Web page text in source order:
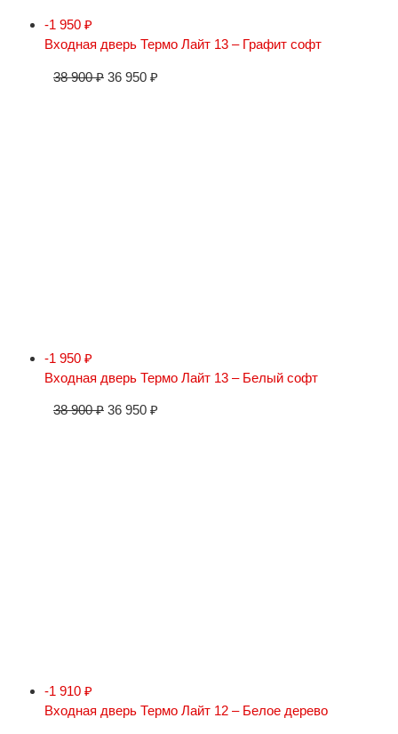
-1 950 ₽
Входная дверь Термо Лайт 13 – Графит софт
38 900₽ 36 950 ₽
-1 950 ₽
Входная дверь Термо Лайт 13 – Белый софт
38 900₽ 36 950 ₽
-1 910 ₽
Входная дверь Термо Лайт 12 – Белое дерево